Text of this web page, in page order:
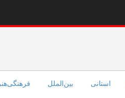
استانی بین‌الملل